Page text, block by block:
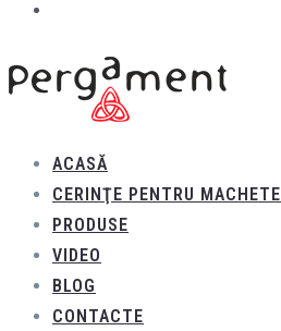
ACASĂ
CERINŢE PENTRU MACHETE
PRODUSE
VIDEO
BLOG
CONTACTE